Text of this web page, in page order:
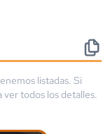
listadas. Si
ver todos los detalles.